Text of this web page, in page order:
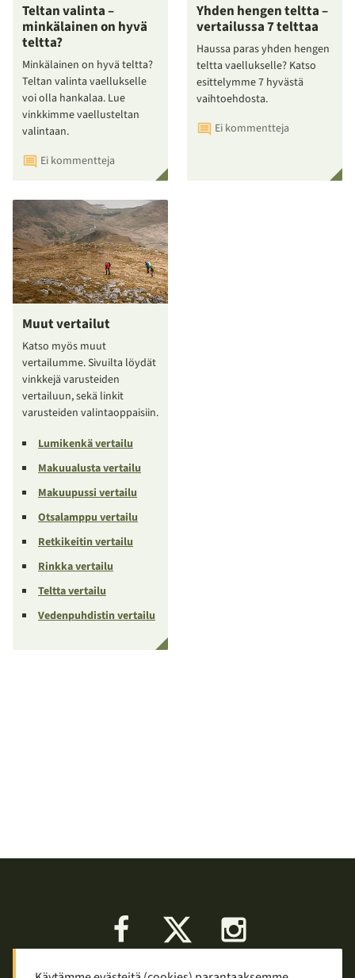
Teltan valinta –
minkälainen on hyvä
teltta?
Minkälainen on hyvä teltta?
Teltan valinta vaellukselle
voi olla hankalaa. Lue
vinkkimme vaellusteltan
valintaan.
Ei kommentteja
Yhden hengen teltta –
vertailussa 7 telttaa
Haussa paras yhden hengen
teltta vaellukselle? Katso
esittelymme 7 hyvästä
vaihtoehdosta.
Ei kommentteja
Muut vertailut
Katso myös muut
vertailumme. Sivuilta löydät
vinkkejä varusteiden
vertailuun, sekä linkit
varusteiden valintaoppaisiin.
Lumikenkä vertailu
Makuualusta vertailu
Makuupussi vertailu
Otsalamppu vertailu
Retkikeitin vertailu
Rinkka vertailu
Teltta vertailu
Vedenpuhdistin vertailu
Facebook